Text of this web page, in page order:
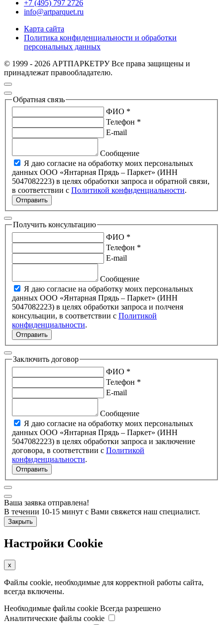
+7 (495) 797 2726
info@artparquet.ru
Карта сайта
Политика конфиденциальности и обработки
персональных данных
© 1999 - 2026 АРТПАРКЕТРУ Все права защищены и
принадлежат правообладателю.
Обратная связь
ФИО *
Телефон *
E-mail
Сообщение
Я даю согласие на обработку моих персональных
данных ООО «Янтарная Прядь – Паркет» (ИНН
5047082223) в целях обработки запроса и обратной связи,
в соответствии с Политикой конфиденциальности.
Отправить
Получить консультацию
ФИО *
Телефон *
E-mail
Сообщение
Я даю согласие на обработку моих персональных
данных ООО «Янтарная Прядь – Паркет» (ИНН
5047082223) в целях обработки запроса и полченя
консульации, в соответствии с Политикой
конфиденциальности.
Отправить
Заключить договор
ФИО *
Телефон *
E-mail
Сообщение
Я даю согласие на обработку моих персональных
данных ООО «Янтарная Прядь – Паркет» (ИНН
5047082223) в целях обработки запроса и заключение
договора, в соответствии с Политикой
конфиденциальности.
Отправить
Ваша заявка отправлена!
В течении 10-15 минут с Вами свяжется наш специалист.
Закрыть
Настройки Cookie
x
Файлы cookie, необходимые для корректной работы сайта,
всегда включены.
Необходимые файлы cookie Всегда разрешено
Аналитические файлы cookie